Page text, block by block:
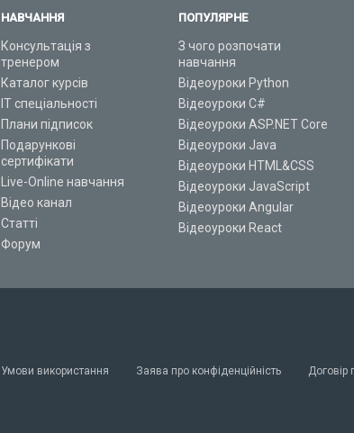
НАВЧАННЯ
Консультація з
тренером
Каталог курсів
ІТ спеціальності
Плани підписок
Подарункові
сертифікати
Live-Online навчання
Відео канал
Статті
Форум
ПОПУЛЯРНЕ
З чого розпочати
навчання
Відеоуроки Python
Відеоуроки C#
Відеоуроки ASP.NET Core
Відеоуроки Java
Відеоуроки HTML&CSS
Відеоуроки JavaScript
Відеоуроки Angular
Відеоуроки React
Умови використання Заява про конфіденційність Договір